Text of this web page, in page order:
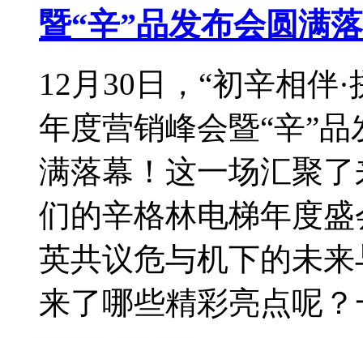
暨“辛”品发布会圆满
12月30日，“初辛相
年度营销峰会暨“辛”
满落幕！这一场汇聚
们的辛格林电梯年度
英共议危与机下的未
来了哪些精彩亮点呢